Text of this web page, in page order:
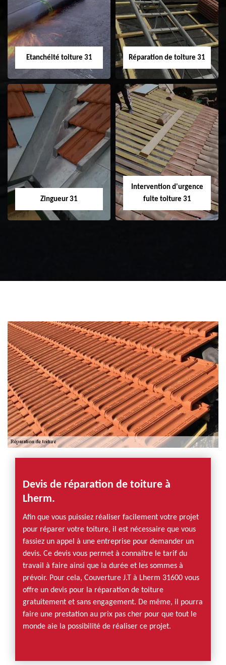
31
demoussage de
toiture 31
Etanchéité toiture 31
Etanchéité toiture
31
Réparation de toiture 31
Réparation de
toiture 31
Zingueur 31
Intervention d'urgence
fuite toiture 31
Devis de réparation de toiture à
Lherm.
Afin que vous puissiez réaliser facilement votre projet
pour réparer votre toiture, il est nécessaire que vous
fassiez un appel à une entreprise pour demander un
devis. Ce devis vous permet à connaître le tarif du
travail à faire ainsi que la durée et les sommes à
prévoir. Pour cela, Couverture J.T à Lherm 31600 vous
offre un devis pour la réparation de toiture
gratuitement et sans engagement. De même, il pourra
faire une prestation au prix pas cher pour que tout le
monde aie la possibilité de réaliser ce projet.